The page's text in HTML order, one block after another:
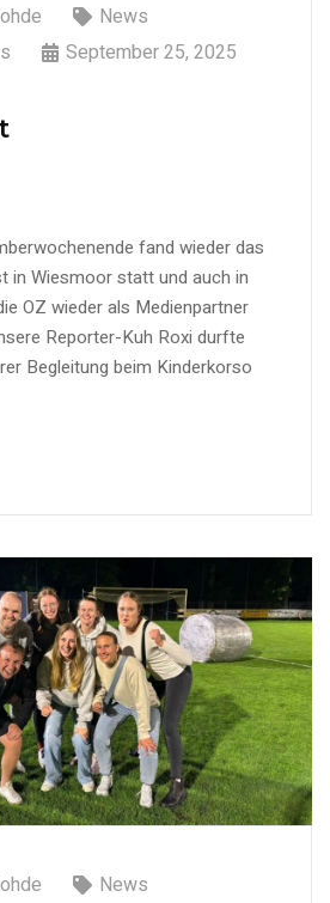
News
September 25, 2025
fand wieder das
in Wiesmoor statt und auch in
OZ wieder als Medienpartner
Reporter-Kuh Roxi durfte
Begleitung beim Kinderkorso
News